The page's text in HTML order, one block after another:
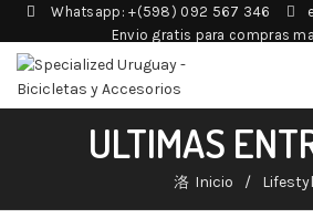
Whatsapp: +(598) 092 567 346
Envio gratis para compras
ULTIMAS
Inicio